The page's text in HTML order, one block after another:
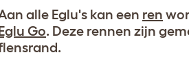
alle Eglu's kan een ren
Go. Deze rennen zijn